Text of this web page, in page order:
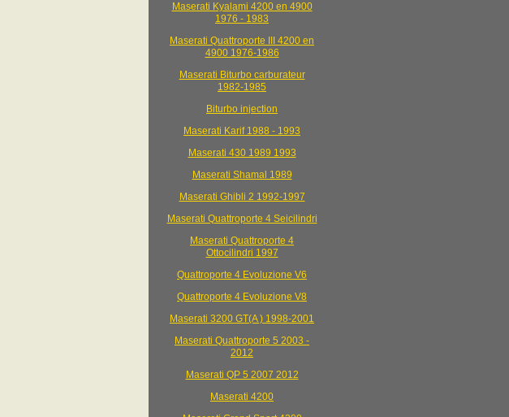
Maserati Kyalami 4200 en 4900
1976 - 1983
Maserati Quattroporte III 4200 en
4900 1976-1986
Maserati Biturbo carburateur
1982-1985
Biturbo injection
Maserati Karif 1988 - 1993
Maserati 430 1989 1993
Maserati Shamal 1989
Maserati Ghibli 2 1992-1997
Maserati Quattroporte 4 Seicilindri
Maserati Quattroporte 4
Ottocilindri 1997
Quattroporte 4 Evoluzione V6
Quattroporte 4 Evoluzione V8
Maserati 3200 GT(A ) 1998-2001
Maserati Quattroporte 5 2003 -
2012
Maserati QP 5 2007 2012
Maserati 4200